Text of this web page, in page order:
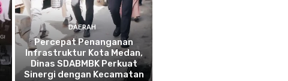
DAERAH
Percepat Penanganan
Infrastruktur Kota Medan,
Dinas SDABMBK Perkuat
Sinergi dengan Kecamatan